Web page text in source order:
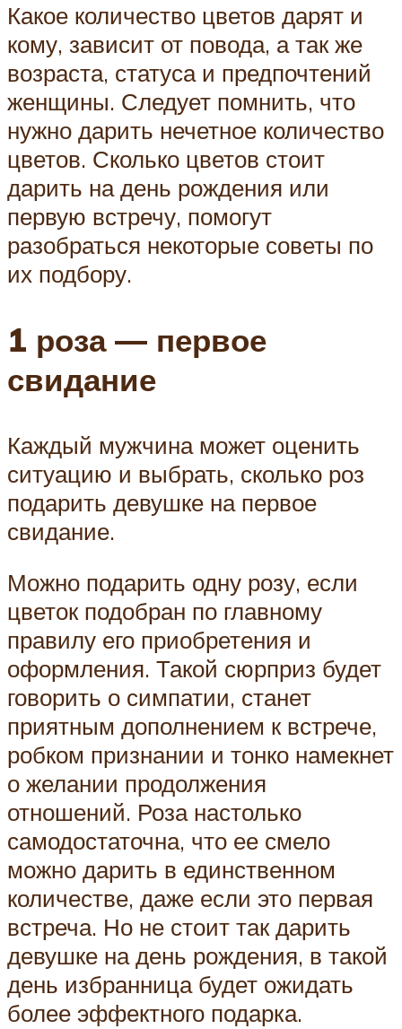
Какое количество цветов дарят и
кому, зависит от повода, а так же
возраста, статуса и предпочтений
женщины. Следует помнить, что
нужно дарить нечетное количество
цветов. Сколько цветов стоит
дарить на день рождения или
первую встречу, помогут
разобраться некоторые советы по
их подбору.
1 роза — первое
свидание
Каждый мужчина может оценить
ситуацию и выбрать, сколько роз
подарить девушке на первое
свидание.
Можно подарить одну розу, если
цветок подобран по главному
правилу его приобретения и
оформления. Такой сюрприз будет
говорить о симпатии, станет
приятным дополнением к встрече,
робком признании и тонко намекнет
о желании продолжения
отношений. Роза настолько
самодостаточна, что ее смело
можно дарить в единственном
количестве, даже если это первая
встреча. Но не стоит так дарить
девушке на день рождения, в такой
день избранница будет ожидать
более эффектного подарка.